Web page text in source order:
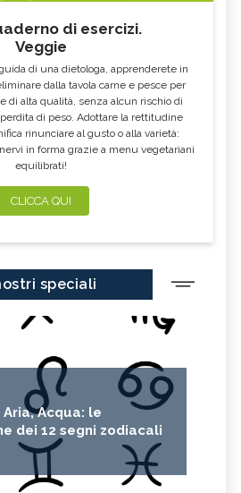
RODODENDRO
CACTUS
PUNGITOPO
DALIA
CORBEZZOLO
GERBERA
CICLAMINO
di esercizi.
Veggie
di una dietologa, apprenderete in
dalla tavola carne e pesce per
di alta qualità, senza alcun rischio di
di peso. Adottare la rettitudine
rinunciare al gusto o alla varietà:
in forma grazie a menu vegetariani
equilibrati!
CLICCA QUI
speciali
Acqua: le
dei 12 segni zodiacali